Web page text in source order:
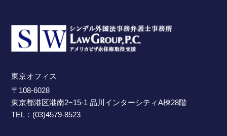
東京オフィス
〒108-6028
東京都港区港南2−15-1 品川インターシティA棟28階
TEL：(03)4579-8523